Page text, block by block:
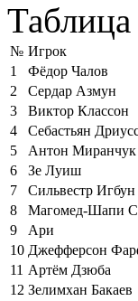
№ Игрок
1
Фёдор Чалов
2
Сердар Азмун
3
Виктор Классон
4
Себастьян
5
Антон Миранчук
6
Зе Луиш
7
Сильвестр Игбун
8
Магомед-Шапи
9
Ари
10 Джефферсон
11 Артём Дзюба
12 Зелимхан Бакаев